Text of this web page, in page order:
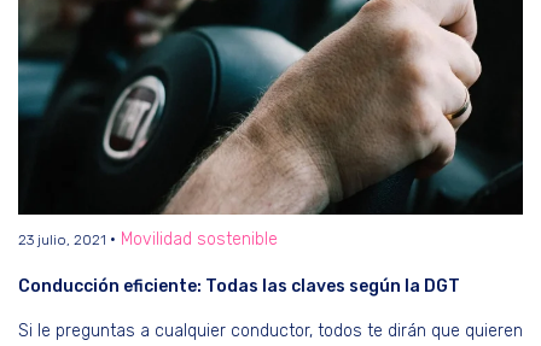
23 julio, 2021 Movilidad sostenible
Conducción eficiente: Todas las claves según la DGT
Si le preguntas a cualquier conductor, todos te dirán que quieren